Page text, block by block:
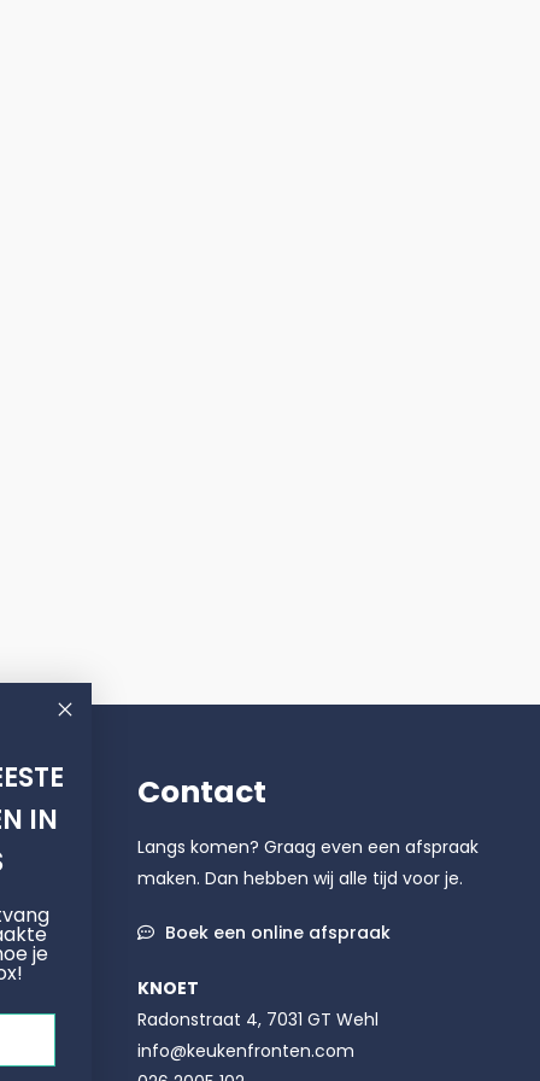
Contact
Langs komen? Graag even een afspraak
maken. Dan hebben wij alle tijd voor je.
Boek een online afspraak
KNOET
Radonstraat 4, 7031 GT Wehl
info@keukenfronten.com
IN
je